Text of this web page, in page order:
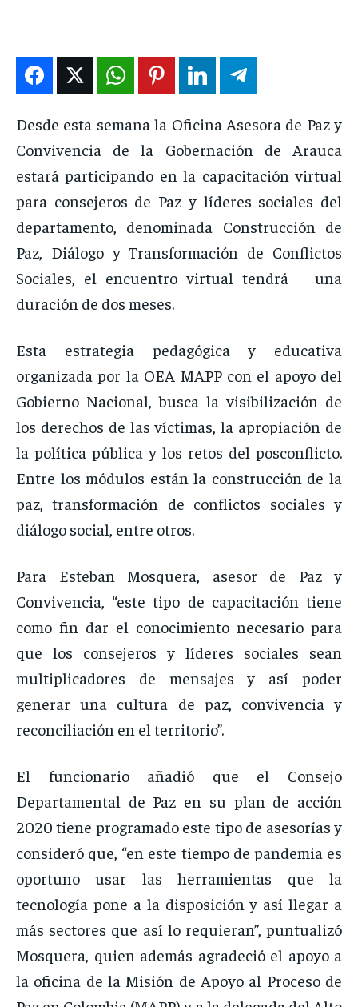
EN VIVO
NOSOTROS
INSTITUCIONAL
PUATE CON NOSOTROS
EN VIVO
NOSOTROS
INSTITUCIONAL
PUATE CON NOSOTROS
EN VIVO
NOSOTROS
INSTITUCIONAL
PUATE CON NOSOTROS
EN VIVO
NOSOTROS
INSTITUCIONAL
PUATE CON NOSOTROS
Desde esta semana la Oficina Asesora de Paz y
Convivencia de la Gobernación de Arauca
estará participando en la capacitación virtual
para consejeros de Paz y líderes sociales del
departamento, denominada Construcción de
Paz, Diálogo y Transformación de Conflictos
Sociales, el encuentro virtual tendrá una
duración de dos meses.
Esta estrategia pedagógica y educativa
organizada por la OEA MAPP con el apoyo del
Gobierno Nacional, busca la visibilización de
los derechos de las víctimas, la apropiación de
la política pública y los retos del posconflicto.
Entre los módulos están la construcción de la
paz, transformación de conflictos sociales y
diálogo social, entre otros.
Para Esteban Mosquera, asesor de Paz y
Convivencia, “este tipo de capacitación tiene
como fin dar el conocimiento necesario para
que los consejeros y líderes sociales sean
multiplicadores de mensajes y así poder
generar una cultura de paz, convivencia y
reconciliación en el territorio”.
El funcionario añadió que el Consejo
Departamental de Paz en su plan de acción
2020 tiene programado este tipo de asesorías y
consideró que, “en este tiempo de pandemia es
oportuno usar las herramientas que la
tecnología pone a la disposición y así llegar a
más sectores que así lo requieran”, puntualizó
Mosquera, quien además agradeció el apoyo a
la oficina de la Misión de Apoyo al Proceso de